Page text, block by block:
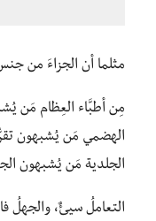
مثلما أن الجزاءَ من
مِن أطبَّاء العِظام مَن
الهضمي مَن يُشبهون
الجلدية مَن يُشبهون
التعاملُ سيئٌ،